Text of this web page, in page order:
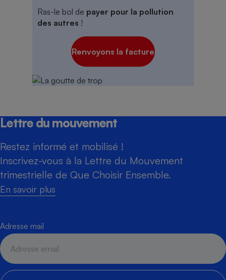
Ras-le bol de payer pour la pollution
des autres !
Renvoyons la facture
Lettre du mouvement
Restez informé et mobilisé !
Inscrivez-vous à la Lettre du Mouvement
trimestrielle de Que Choisir Ensemble.
En savoir plus
Adresse mail